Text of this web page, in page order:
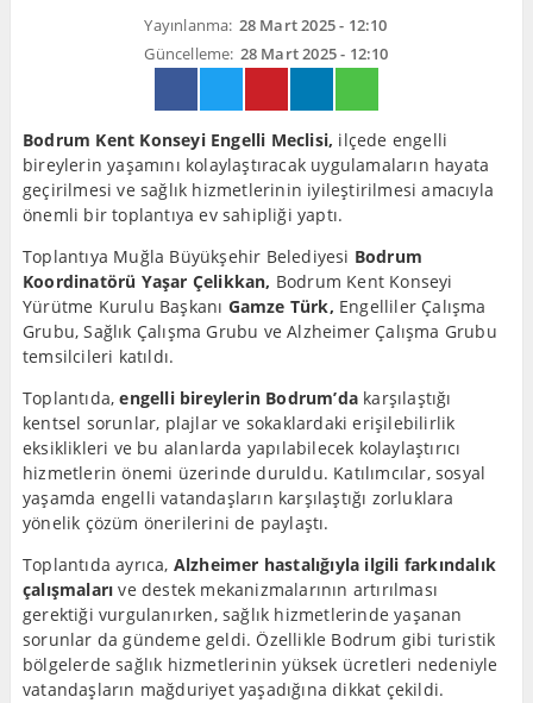
Yayınlanma: 28 Mart 2025 - 12:10
Güncelleme: 28 Mart 2025 - 12:10
Bodrum Kent Konseyi Engelli Meclisi, ilçede engelli
bireylerin yaşamını kolaylaştıracak uygulamaların hayata
geçirilmesi ve sağlık hizmetlerinin iyileştirilmesi amacıyla
önemli bir toplantıya ev sahipliği yaptı.
Toplantıya Muğla Büyükşehir Belediyesi Bodrum
Koordinatörü Yaşar Çelikkan, Bodrum Kent Konseyi
Yürütme Kurulu Başkanı Gamze Türk, Engelliler Çalışma
Grubu, Sağlık Çalışma Grubu ve Alzheimer Çalışma Grubu
temsilcileri katıldı.
Toplantıda,engelli bireylerin Bodrum’da karşılaştığı
kentsel sorunlar, plajlar ve sokaklardaki erişilebilirlik
eksiklikleri ve bu alanlarda yapılabilecek kolaylaştırıcı
hizmetlerin önemi üzerinde duruldu. Katılımcılar, sosyal
yaşamda engelli vatandaşların karşılaştığı zorluklara
yönelik çözüm önerilerini de paylaştı.
Toplantıda ayrıca, Alzheimer hastalığıyla ilgili farkındalık
çalışmaları ve destek mekanizmalarının artırılması
gerektiği vurgulanırken, sağlık hizmetlerinde yaşanan
sorunlar da gündeme geldi. Özellikle Bodrum gibi turistik
bölgelerde sağlık hizmetlerinin yüksek ücretleri nedeniyle
vatandaşların mağduriyet yaşadığına dikkat çekildi.